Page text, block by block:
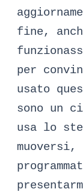
fine,
per
usato
sono un
usa lo
muoversi,